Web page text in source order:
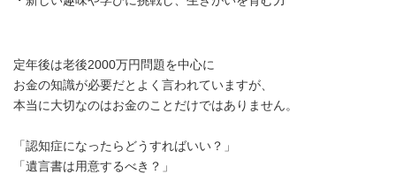
定年後は老後2000万円問題を中心に
お金の知識が必要だとよく言われていますが、
本当に大切なのはお金のことだけではありません。
「認知症になったらどうすればいい？」
「遺言書は用意するべき？」